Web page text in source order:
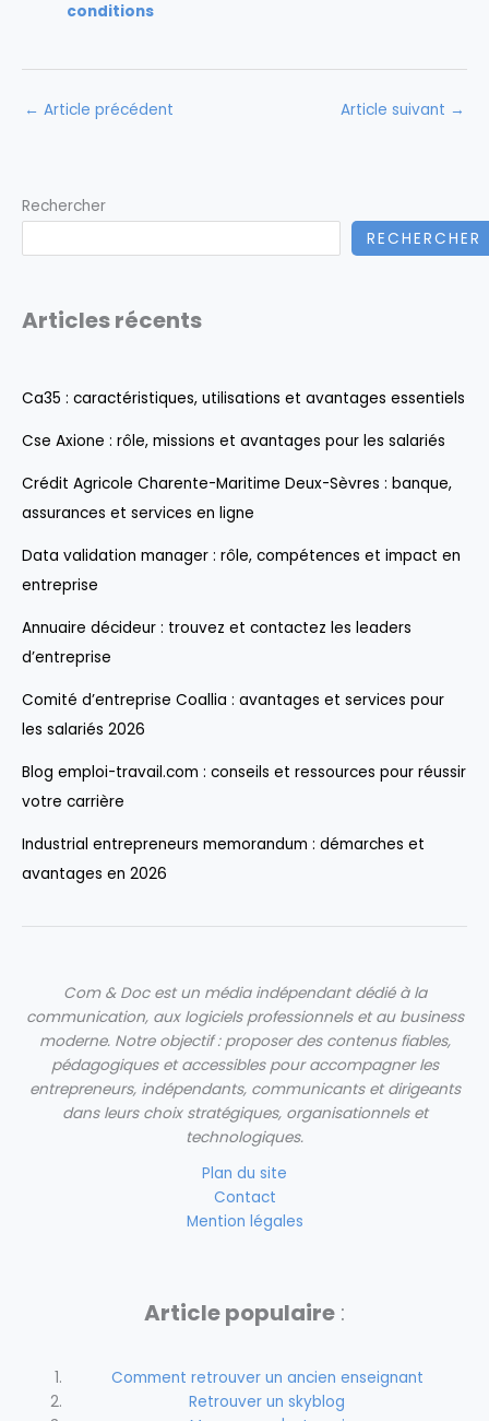
conditions
← Article précédent Article suivant →
Rechercher
RECHERCHER
Articles récents
Ca35 : caractéristiques, utilisations et avantages essentiels
Cse Axione : rôle, missions et avantages pour les salariés
Crédit Agricole Charente-Maritime Deux-Sèvres : banque,
assurances et services en ligne
Data validation manager : rôle, compétences et impact en
entreprise
Annuaire décideur : trouvez et contactez les leaders
d’entreprise
Comité d’entreprise Coallia : avantages et services pour
les salariés 2026
Blog emploi-travail.com : conseils et ressources pour réussir
votre carrière
Industrial entrepreneurs memorandum : démarches et
avantages en 2026
Com & Doc est un média indépendant dédié à la
communication, aux logiciels professionnels et au business
moderne. Notre objectif : proposer des contenus fiables,
pédagogiques et accessibles pour accompagner les
entrepreneurs, indépendants, communicants et dirigeants
dans leurs choix stratégiques, organisationnels et
technologiques.
Plan du site
Contact
Mention légales
Article populaire :
Comment retrouver un ancien enseignant
Retrouver un skyblog